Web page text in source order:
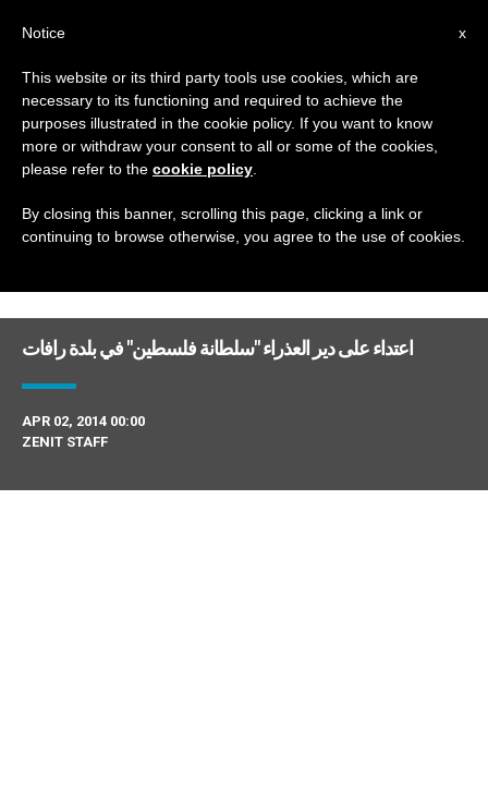
DAY
April 2nd, 2014
DERNIÈRES NOUVELLES
اعتداء على دير العذراء "سلطانة فلسطين" في بلدة رافات
APR 02, 2014 00:00
ZENIT STAFF
x
Notice
This website or its third party tools use cookies, which are
necessary to its functioning and required to achieve the
purposes illustrated in the cookie policy. If you want to know
more or withdraw your consent to all or some of the cookies,
please refer to the cookie policy
By closing this banner, scrolling this page, clicking a link or
continuing to browse otherwise, you agree to the use of cookies.